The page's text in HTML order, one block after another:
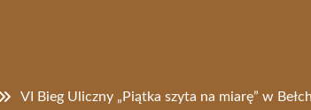
VI Bieg Uliczny „Piątka szyta na miarę” w